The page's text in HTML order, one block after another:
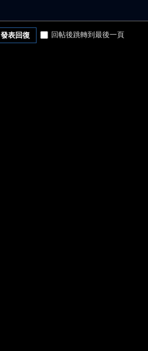
發表回復 回帖後跳轉到最後一頁